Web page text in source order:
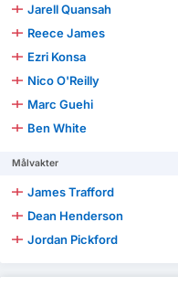
Jarell Quansah
Reece James
Ezri Konsa
Nico O'Reilly
Marc Guehi
Ben White
Målvakter
James Trafford
Dean Henderson
Jordan Pickford